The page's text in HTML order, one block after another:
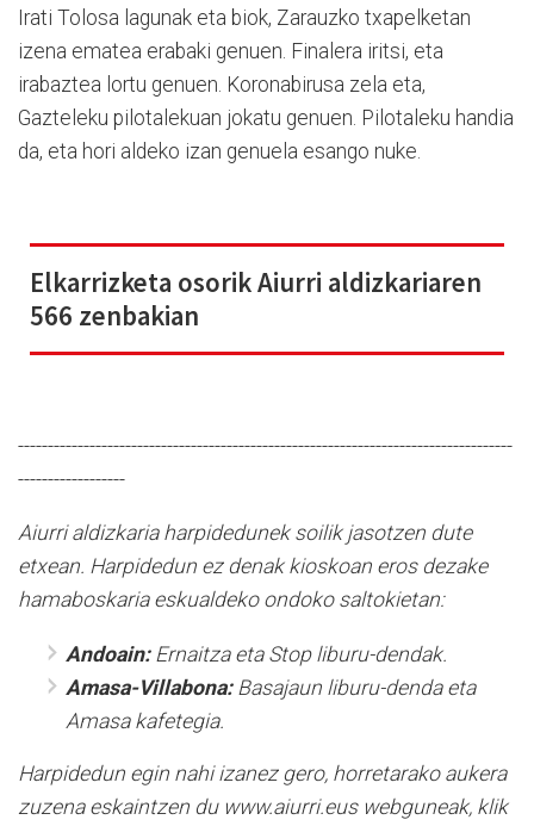
Irati Tolosa lagunak eta biok, Zarauzko txapelketan
izena ematea erabaki genuen. Finalera iritsi, eta
irabaztea lortu genuen. Koronabirusa zela eta,
Gazteleku pilotalekuan jokatu genuen. Pilotaleku handia
da, eta hori aldeko izan genuela esango nuke.
Elkarrizketa osorik Aiurri aldizkariaren
566 zenbakian
-----------------------------------------------------------------------------------
------------------
Aiurri aldizkaria harpidedunek soilik jasotzen dute
etxean. Harpidedun ez denak kioskoan eros dezake
hamaboskaria eskualdeko ondoko saltokietan:
Andoain: Ernaitza eta Stop liburu-dendak.
Amasa-Villabona:Basajaun liburu-denda eta
Amasa kafetegia.
Harpidedun egin nahi izanez gero, horretarako aukera
zuzena eskaintzen du www.aiurri.eus webguneak, klik